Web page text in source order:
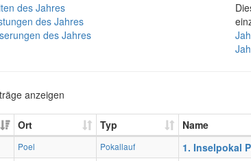
des Jahres
des Jahres
des Jahres
anzeigen
Ort Typ Name
Poel Pokallauf 1. Inselpokal